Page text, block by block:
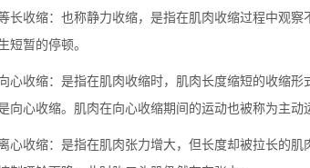
收缩：也称静力收缩，是指在肌肉收缩过程中观察
短暂的停顿。
收缩：是指在肌肉收缩时，肌肉长度缩短的收缩形
向心收缩。肌肉在向心收缩期间的运动也被称为主
收缩：是指在肌肉张力增大，但长度却被拉长的肌